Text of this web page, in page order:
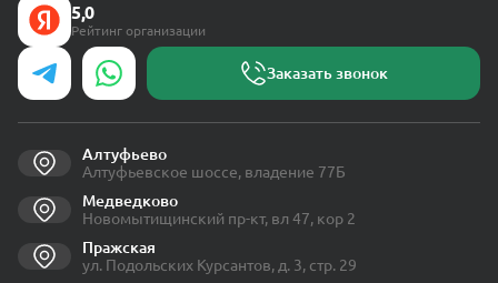
5,0
Рейтинг организации
Заказать звонок
Алтуфьево
Алтуфьевское шоссе, владение 77Б
Медведково
Новомытищинский пр-кт, вл 47, кор 2
Пражская
ул. Подольских Курсантов, д. 3, стр. 29